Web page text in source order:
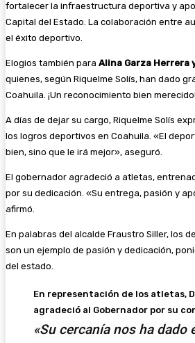
fortalecer la infraestructura deportiva y
Capital del Estado. La colaboración entre
el éxito deportivo.
Elogios también para Alina Garza Herrera
quienes, según Riquelme Solís, han dado
Coahuila. ¡Un reconocimiento bien merecido!
A días de dejar su cargo, Riquelme Solís
los logros deportivos en Coahuila. «El
bien, sino que le irá mejor», aseguró.
El gobernador agradeció a atletas,
por su dedicación. «Su entrega, pasión y
afirmó.
En palabras del alcalde Fraustro Siller, los
son un ejemplo de pasión y dedicación,
del estado.
En representación de los atletas,
agradeció al Gobernador por su
«Su cercanía nos ha dado